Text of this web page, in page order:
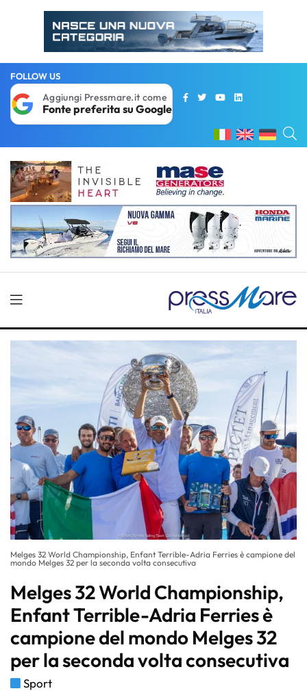
FOLLOW US
Aggiungi Pressmare.it come
Fonte preferita su Google
Melges 32 World Championship, Enfant Terrible-Adria Ferries è campione del
mondo Melges 32 per la seconda volta consecutiva
Melges 32 World Championship,
Enfant Terrible-Adria Ferries è
campione del mondo Melges 32
per la seconda volta consecutiva
Sport